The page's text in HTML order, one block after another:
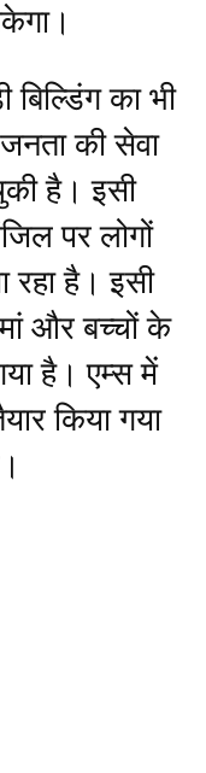
का भी
की सेवा
है। इसी
पर लोगों
रहा है। इसी
और बच्चों के
है। एम्स में
किया गया